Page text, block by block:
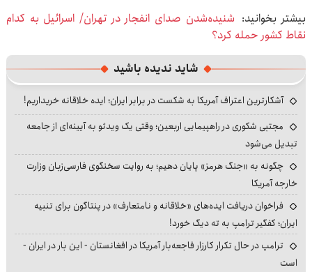
بیشتر بخوانید: شنیده‌شدن صدای انفجار در تهران/ اسرائیل به کدام
نقاط کشور حمله کرد؟
شاید ندیده باشید
آشکارترین اعتراف آمریکا به شکست در برابر ایران؛ ایده خلاقانه خریداریم!
مجتبی شکوری در راهپیمایی اربعین؛ وقتی یک ویدئو به آیینه‌ای از جامعه
تبدیل می‌شود
چگونه به «جنگ هرمز» پایان دهیم؛ به روایت سخنگوی فارسی‌زبان وزارت
خارجه آمریکا
فراخوان دریافت ایده‌های «خلاقانه و نامتعارف» در پنتاگون برای تنبیه
ایران؛ کفگیر ترامپ به ته دیگ خورد!
ترامپ در حال تکرار کارزار فاجعه‌بار آمریکا در افغانستان - این بار در ایران -
است